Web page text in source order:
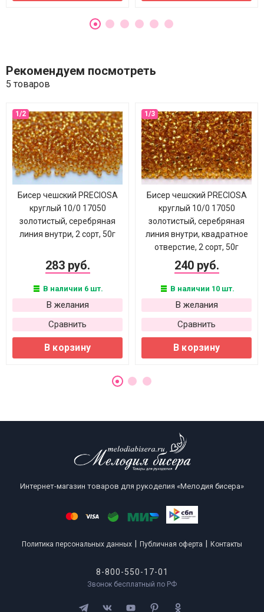
Рекомендуем посмотреть
5 товаров
Бисер чешский PRECIOSA
круглый 10/0 17050
золотистый, серебряная
линия внутри, 2 сорт, 50г
283 руб.
В наличии 6 шт.
В желания
Сравнить
В корзину
Бисер чешский PRECIOSA
круглый 10/0 17050
золотистый, серебряная
линия внутри, квадратное
отверстие, 2 сорт, 50г
240 руб.
В наличии 10 шт.
В желания
Сравнить
В корзину
Интернет-магазин товаров для рукоделия «Мелодия бисера»
Политика персональных данных Публичная оферта Контакты
8-800-550-17-01
Звонок бесплатный по РФ